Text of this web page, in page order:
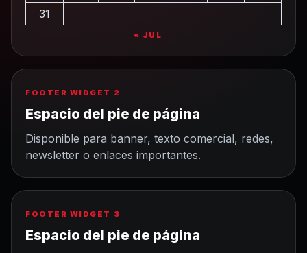
31
« JUL
FOOTER WIDGET 2
Espacio del pie de página
Disponible para banner, texto comercial, redes,
newsletter o enlaces importantes.
FOOTER WIDGET 3
Espacio del pie de página